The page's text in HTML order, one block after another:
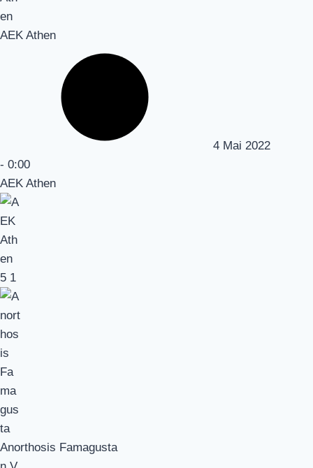
AEK Athen
4 Mai 2022
- 0:00
AEK Athen
5 1
Anorthosis Famagusta